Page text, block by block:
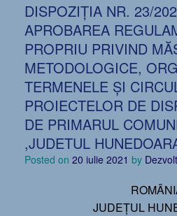
DISPOZIŢIA NR. 23/
APROBAREA
PROPRIU PRIVIND
METODOLOGICE,
TERMENELE ȘI
PROIECTELOR DE
DE PRIMARUL
,JUDETUL
Posted on 20 iulie 2021 by
JUDEŢUL